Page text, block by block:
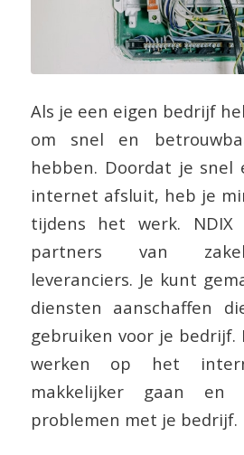
Als je een eigen bedrijf
om snel en
hebben. Doordat je snel
internet afsluit, heb je
tijdens het werk.
partners van
leveranciers. Je kunt
diensten aanschaffen
gebruiken voor je bedrijf.
werken op het
makkelijker gaan
problemen met je bedrijf.